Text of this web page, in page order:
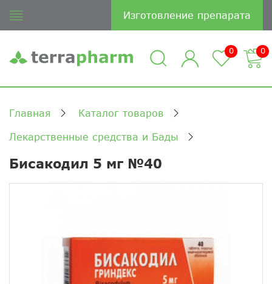
Изготовление препарата
0 0
Главная Каталог товаров
Лекарственные средства и Бады
Бисакодил 5 мг №40